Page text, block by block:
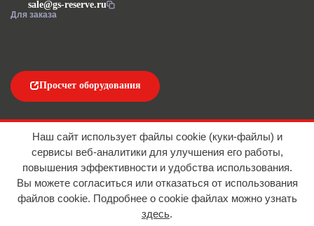
sale@gs-reserve.ru
Для заказа
Просчет оборудования
Наш сайт использует файлы cookie (куки-файлы) и
сервисы веб-аналитики для улучшения его работы,
повышения эффективности и удобства использования.
Вы можете согласиться или отказаться от использования
файлов сookie. Подробнее о cookie файлах можно узнать
здесь.